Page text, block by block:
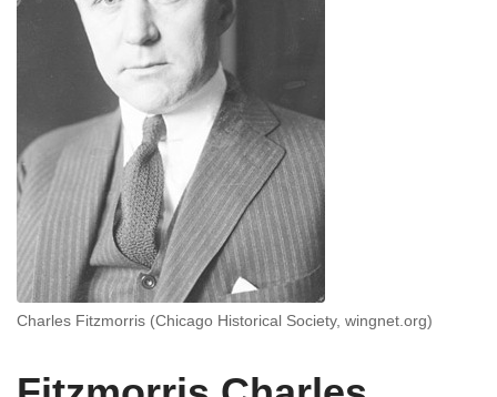
Charles Fitzmorris (Chicago Historical Society, wingnet.org)